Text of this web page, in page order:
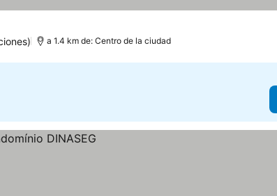
a 1.4 km de: Centro de la ciudad